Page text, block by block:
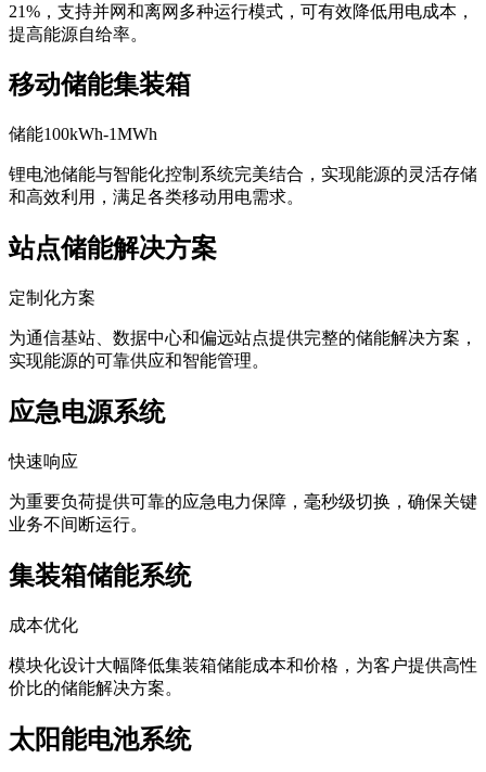
21%，支持并网和离网多种运行模式，可有效降低用电成本，
提高能源自给率。
移动储能集装箱
储能100kWh-1MWh
锂电池储能与智能化控制系统完美结合，实现能源的灵活存储
和高效利用，满足各类移动用电需求。
站点储能解决方案
定制化方案
为通信基站、数据中心和偏远站点提供完整的储能解决方案，
实现能源的可靠供应和智能管理。
应急电源系统
快速响应
为重要负荷提供可靠的应急电力保障，毫秒级切换，确保关键
业务不间断运行。
集装箱储能系统
成本优化
模块化设计大幅降低集装箱储能成本和价格，为客户提供高性
价比的储能解决方案。
太阳能电池系统